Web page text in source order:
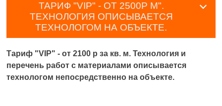
ТАРИФ "VIP" - ОТ 2500Р М".
ТЕХНОЛОГИЯ ОПИСЫВАЕТСЯ
ТЕХНОЛОГОМ НА ОБЪЕКТЕ.
Тариф "VIP" - от 2100 р за кв. м. Технология и
перечень работ с материалами описывается
технологом непосредственно на объекте.